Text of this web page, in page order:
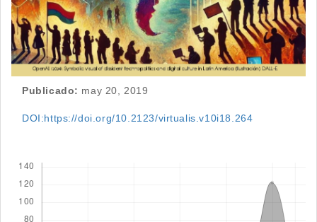
Publicado: may 20, 2019
DOI:https://doi.org/10.2123/virtualis.v10i18.264